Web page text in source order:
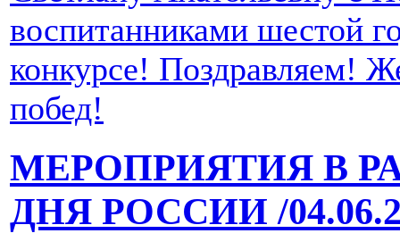
воспитанниками шестой
конкурсе! Поздравляем!
побед!
МЕРОПРИЯТИЯ В
ДНЯ РОССИИ /